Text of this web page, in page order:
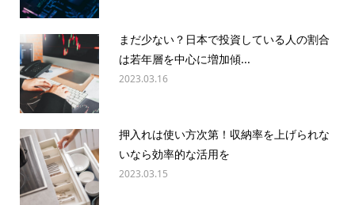
まだ少ない？日本で投資している人の割合
は若年層を中心に増加傾...
2023.03.16
押入れは使い方次第！収納率を上げられな
いなら効率的な活用を
2023.03.15